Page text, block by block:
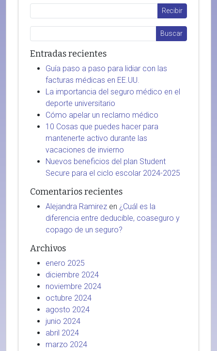
Entradas recientes
Guía paso a paso para lidiar con las
facturas médicas en EE.UU.
La importancia del seguro médico en el
deporte universitario
Cómo apelar un reclamo médico
10 Cosas que puedes hacer para
mantenerte activo durante las
vacaciones de invierno
Nuevos beneficios del plan Student
Secure para el ciclo escolar 2024-2025
Comentarios recientes
Alejandra Ramirez en ¿Cuál es la
diferencia entre deducible, coaseguro y
copago de un seguro?
Archivos
enero 2025
diciembre 2024
noviembre 2024
octubre 2024
agosto 2024
junio 2024
abril 2024
marzo 2024